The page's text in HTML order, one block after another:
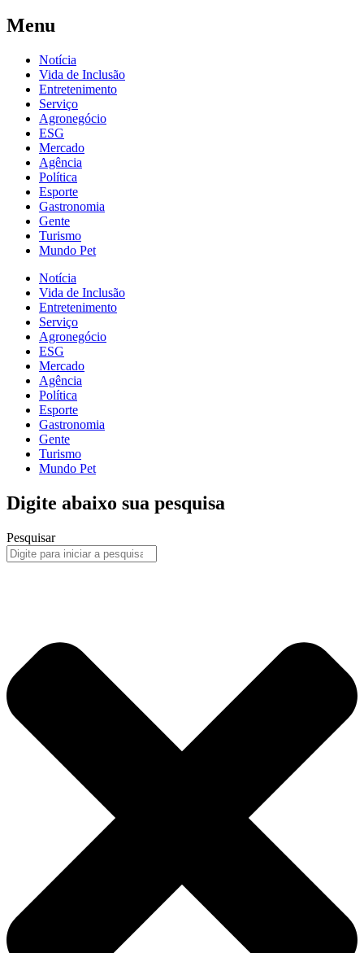
Menu
Notícia
Vida de Inclusão
Entretenimento
Serviço
Agronegócio
ESG
Mercado
Agência
Política
Esporte
Gastronomia
Gente
Turismo
Mundo Pet
Notícia
Vida de Inclusão
Entretenimento
Serviço
Agronegócio
ESG
Mercado
Agência
Política
Esporte
Gastronomia
Gente
Turismo
Mundo Pet
Digite abaixo sua pesquisa
Pesquisar